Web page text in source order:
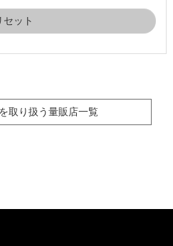
セット
取り扱う量販店一覧